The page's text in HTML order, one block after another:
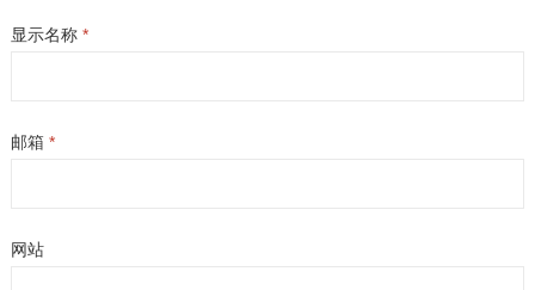
显示名称 *
邮箱 *
网站